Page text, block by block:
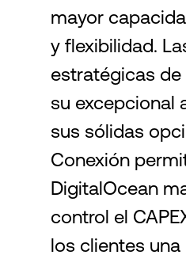
mayor
y flexibilidad.
estratégicas de
su excepcional
sus sólidas
Conexión
DigitalOcean
control el
los clientes